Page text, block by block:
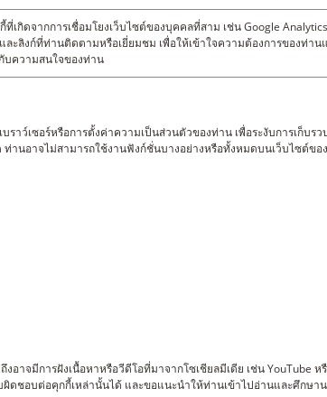
เกิดจากการเชื่อมโยงเว็บไซต์ของบุคคลที่สาม เช่น Google
ละลิงก์ที่ท่านติดตามหรือเยี่ยมชม เพื่อให้เข้าใจความต้องการของท่า
ความสนใจของท่าน
าว์เซอร์หรือการตั้งค่าความเป็นส่วนตัวของท่าน เพื่อระงับการเก็บ
นอาจไม่สามารถใช้งานฟังก์ชั่นบางอย่างหรือทั้งหมดบนเว็บไซต์ขอ
าจมีการฝังเนื้อหาหรือวีดีโอที่มาจากโซเชียลมีเดีย เช่น YouTube
ชอบต่อคุกกี้เหล่านั้นได้ และขอแนะนำให้ท่านเข้าไปอ่านและศึกษ